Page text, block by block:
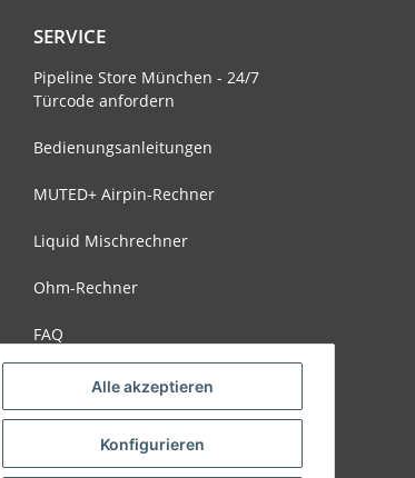
Alle akzeptieren
Konfigurieren
SERVICE
Pipeline Store München - 24/7
Türcode anfordern
Bedienungsanleitungen
MUTED+ Airpin-Rechner
Liquid Mischrechner
Ohm-Rechner
FAQ